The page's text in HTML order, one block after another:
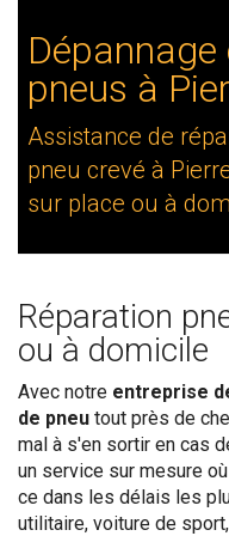
pneus à
Assistance de
pneu crevé à
sur place ou à
Réparation
ou à domicile
Avec notre entreprise
de pneu tout près de
mal à s'en sortir en cas
un service sur mesure
ce dans les délais les
utilitaire, voiture de